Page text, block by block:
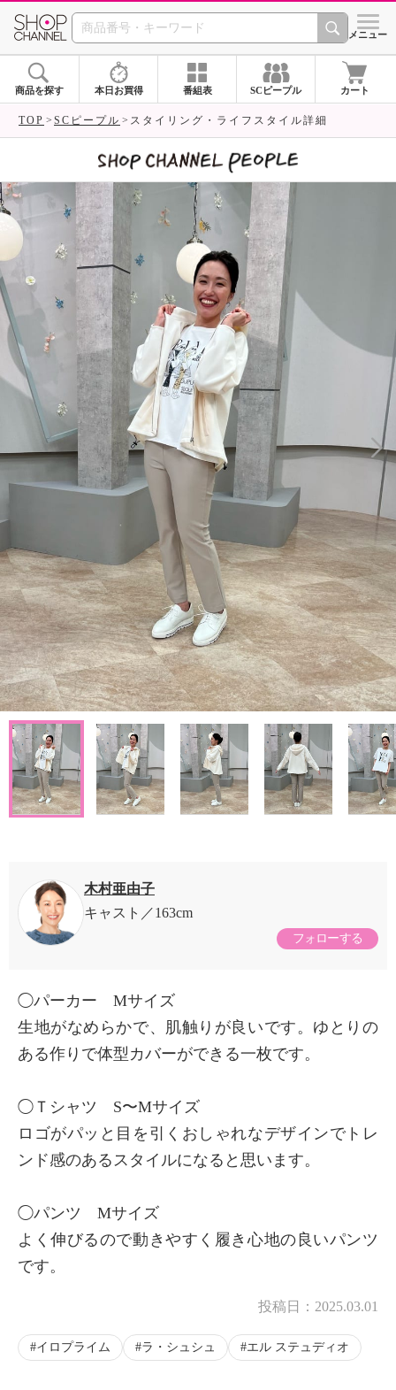
SHOP CHANNEL シメニュー
商品を探す 本日お買得 番組表 SCピープル カート
TOP SCピープル スタイリング・ライフスタイル詳細
木村亜由子
キャスト
163cm
フォローする
◯パーカー Mサイズ
生地がなめらかで、肌触りが良いです。ゆとりの
ある作りで体型カバーができる一枚です。
◯Ｔシャツ S〜Mサイズ
ロゴがパッと目を引くおしゃれなデザインでトレ
ンド感のあるスタイルになると思います。
◯パンツ Mサイズ
よく伸びるので動きやすく履き心地の良いパンツ
です。
投稿日： 2025.03.01
イロプライム ラ・シュシュ エル ステュディオ